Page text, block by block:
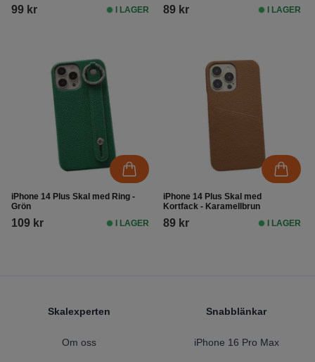
99 kr I LAGER 89 kr I LAGER
iPhone 14 Plus Skal med Ring -
Grön
109 kr I LAGER
iPhone 14 Plus Skal med
Kortfack - Karamellbrun
89 kr I LAGER
Skalexperten
Om oss
Snabblänkar
iPhone 16 Pro Max